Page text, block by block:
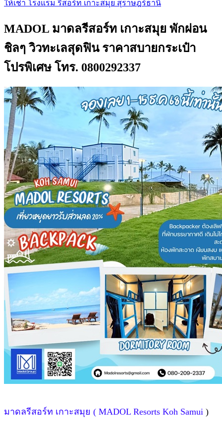
ให้เช่า โรงแรม รีสอร์ท เกาะสมุย สุราษฎร์ธานี
MADOL มาดลรีสอร์ท เกาะสมุย พักผ่อน
ชิลๆ วิวทะเลสุดฟิน ราคาสบายกระเป๋า
โปรพิเศษ โทร. 0800292337
มาดลรีสอร์ท เกาะสมุย ( MADOL Resorts Koh Samui )